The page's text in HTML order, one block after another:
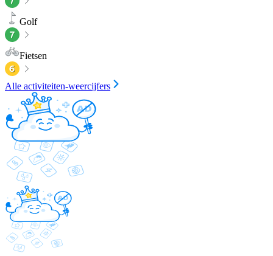
Golf
Fietsen
Alle activiteiten-weercijfers